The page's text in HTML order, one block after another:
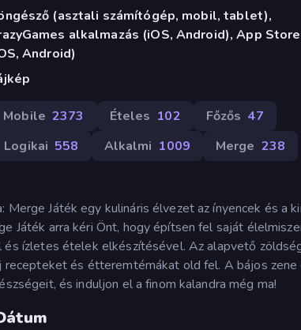
(asztali számítógép, mobil, tablet),
alkalmazás (iOS, Android), App Store
Android)
Mobile 2373 Ételes 102 Főzős 47
Logikai 558 Alkalmi 1009 Merge 238
Merge Játék egy kulináris élvezet az ínyencek és a
Játék arra kéri Önt, hogy építsen fel saját
és ízletes ételek elkészítésével. Az alapvető
recepteket és étteremtémákat old fel. A bájos
és induljon el a finom kalandra még ma!